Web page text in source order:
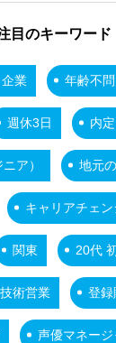
目のキーワード
業 年齢不問
週休3日 内
ア） 地元
キャリアチェン
関東 20代
技術営業 登録
声優マネージ